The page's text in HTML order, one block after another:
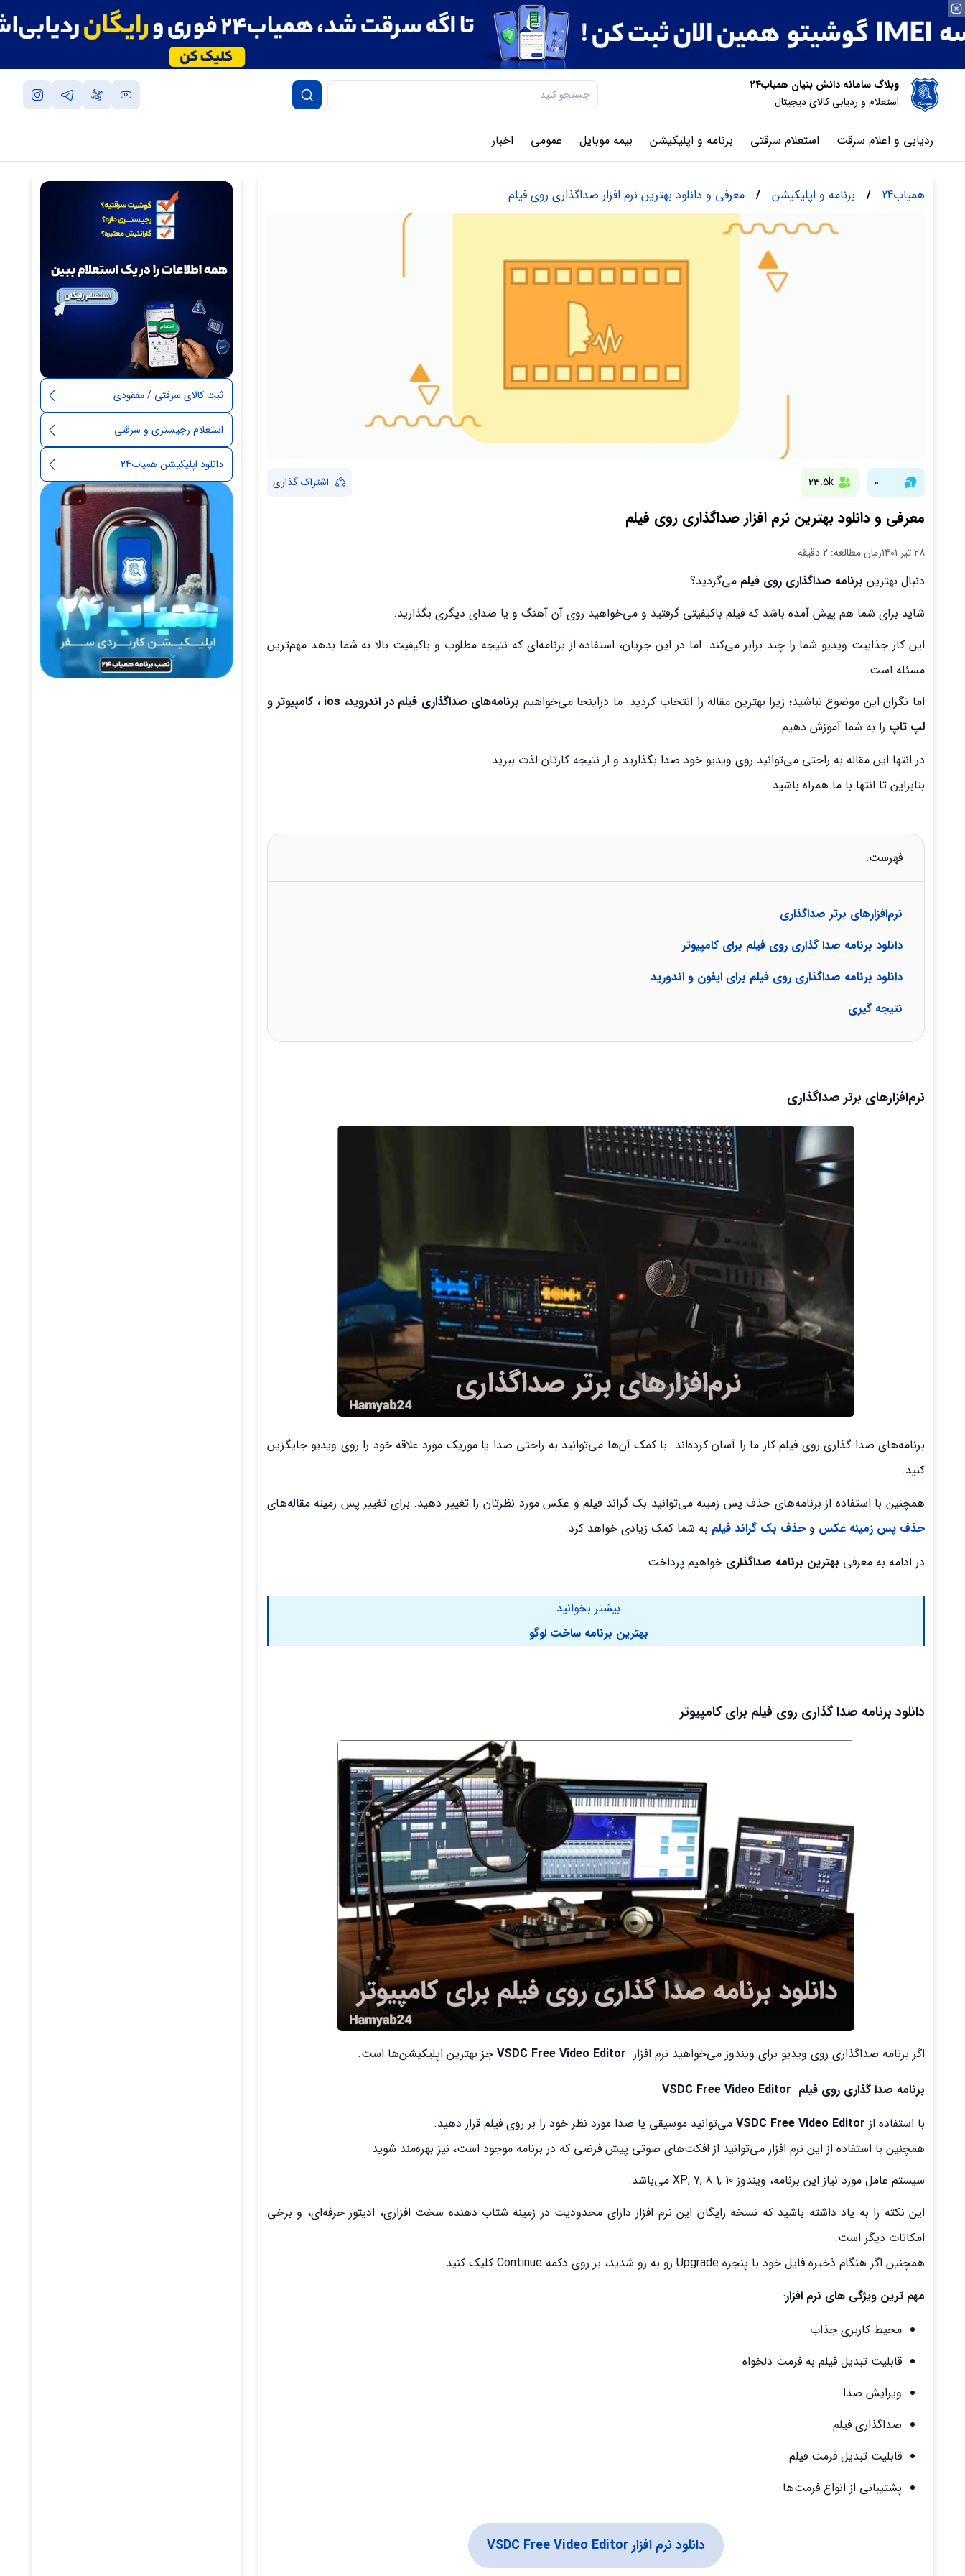
وبلاگ سامانه دانش بنیان همیاب24
استعلام و ردیابی کالای دیجیتال
ردیابی و اعلام سرقت استعلام سرقتی برنامه و اپلیکیشن بیمه موبایل عمومی اخبار
همیاب24 / برنامه و اپلیکیشن / معرفی و دانلود بهترین نرم افزار صداگذاری روی فیلم
0
23.5k اشتراک گذاری
معرفی و دانلود بهترین نرم افزار صداگذاری روی فیلم
۲۸ تیر ۱۴۰۱ زمان مطالعه: 2 دقیقه
دنبال بهترین برنامه صداگذاری روی فیلم می‌گردید؟
شاید برای شما هم پیش آمده باشد که فیلم باکیفیتی گرفتید و می‌خواهید روی آن آهنگ و یا صدای دیگری بگذارید.
این کار جذابیت ویدیو شما را چند برابر می‌کند. اما در این جریان، استفاده از برنامه‌ای که نتیجه مطلوب و باکیفیت بالا به شما بدهد مهم‌ترین
مسئله است.
اما نگران این موضوع نباشید؛ زیرا بهترین مقاله را انتخاب کردید. ما دراینجا می‌خواهیم
برنامه‌های صداگذاری فیلم در اندروید، ios ، کامپیوتر و
لپ تاپ را به شما آموزش دهیم.
در انتها این مقاله به راحتی می‌توانید روی ویدیو خود صدا بگذارید و از نتیجه کارتان لذت ببرید.
بنابراین تا انتها با ما همراه باشید.
فهرست:
نرم‌افزارهای برتر صداگذاری
دانلود برنامه صدا گذاری روی فیلم برای کامپیوتر
دانلود برنامه صداگذاری روی فیلم برای ایفون و اندورید
نتیجه گیری
نرم‌افزارهای برتر صداگذاری
برنامه‌های صدا گذاری روی فیلم کار ما را آسان کرده‌اند. با کمک آن‌ها می‌توانید به راحتی صدا یا موزیک مورد علاقه خود را روی ویدیو جایگزین
کنید.
همچنین با استفاده از برنامه‌های حذف پس زمینه می‌توانید بک گراند فیلم و عکس مورد نظرتان را تغییر دهید. برای تغییر پس زمینه مقاله‌های
حذف پس زمینه عکس و حذف بک گراند فیلم به شما کمک زیادی خواهد کرد.
در ادامه به معرفی بهترین برنامه صداگذاری خواهیم پرداخت.
بیشتر بخوانید
بهترین برنامه ساخت لوگو
دانلود برنامه صدا گذاری روی فیلم برای کامپیوتر
اگر برنامه صداگذاری روی ویدیو برای ویندوز می‌خواهید نرم افزار VSDC Free Video Editor جز بهترین اپلیکیشن‌ها است.
برنامه صدا گذاری روی فیلم VSDC Free Video Editor
با استفاده از VSDC Free Video Editor می‌توانید موسیقی یا صدا مورد نظر خود را بر روی فیلم قرار دهید.
همچنین با استفاده از این نرم افزار می‌توانید از افکت‌های صوتی پیش فرضی که در برنامه موجود است، نیز بهره‌مند شوید.
سیستم عامل مورد نیاز این برنامه، ویندوز XP, 7, 8.1, 10 می‌باشد.
این نکته را به یاد داشته باشید که نسخه رایگان این نرم افزار دارای محدودیت در زمینه شتاب دهنده سخت افزاری، ادیتور حرفه‌ای، و برخی
امکانات دیگر است.
همچنین اگر هنگام ذخیره فایل خود با پنجره Upgrade رو به رو شدید، بر روی دکمه Continue کلیک کنید.
مهم ترین ویژگی های نرم افزار:
محیط کاربری جذاب
قابلیت تبدیل فیلم به فرمت دلخواه
ویرایش صدا
صداگذاری فیلم
قابلیت تبدیل فرمت فیلم
پشتیبانی از انواع فرمت‌ها
دانلود نرم افزار VSDC Free Video Editor
ثبت کالای سرقتی / مفقودی
استعلام رجیستری و سرقتی
دانلود اپلیکیشن همیاب24